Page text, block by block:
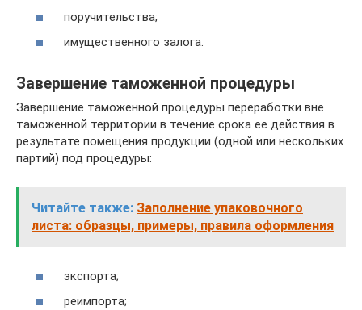
поручительства;
имущественного залога.
Завершение таможенной процедуры
Завершение таможенной процедуры переработки вне
таможенной территории в течение срока ее действия в
результате помещения продукции (одной или нескольких
партий) под процедуры:
Читайте также: Заполнение упаковочного
листа: образцы, примеры, правила оформления
экспорта;
реимпорта;